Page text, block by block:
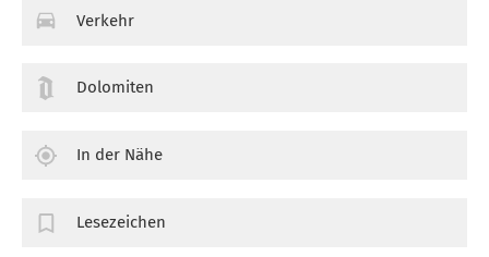
Verkehr
Dolomiten
In der Nähe
Lesezeichen